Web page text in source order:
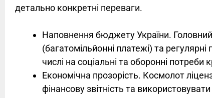
детально конкретні переваги.
Наповнення бюджету України.
(багатомільйонні платежі) та
числі на соціальні та оборонні потреби
Економічна прозорість. Космолот
фінансову звітність та